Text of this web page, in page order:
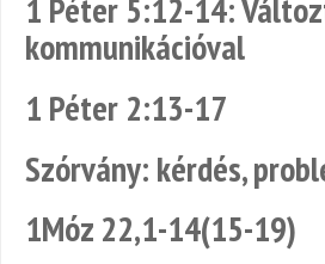
1 Péter 5:12-14:
kommunikációval
1 Péter 2:13-17
Szórvány: kérdés,
1Móz 22,1-14(15-19)